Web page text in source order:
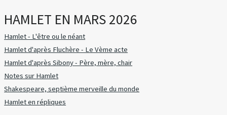
HAMLET EN MARS 2026
Hamlet - L'être ou le néant
Hamlet d'après Fluchère - Le Vème acte
Hamlet d'après Sibony - Père, mère, chair
Notes sur Hamlet
Shakespeare, septième merveille du monde
Hamlet en répliques